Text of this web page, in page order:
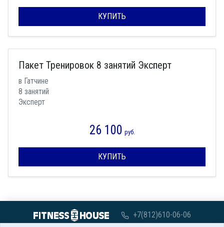
КУПИТЬ
Пакет Тренировок 8 занятий Эксперт
в Гатчине
8 занятий
Эксперт
26 100 руб.
КУПИТЬ
+7(812)610-06-06